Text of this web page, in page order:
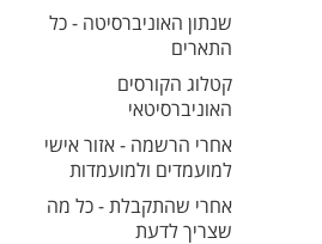
שנתון האוניברסיטה - כל
התארים
קטלוג הקורסים
האוניברסיטאי
אחרי הרשמה - אזור אישי
למועמדים ולמועמדות
אחרי שהתקבלת - כל מה
שצריך לדעת